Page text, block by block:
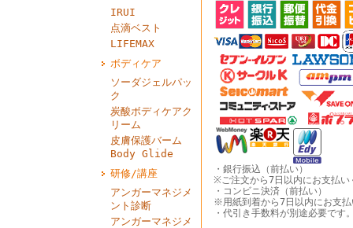
IRUI
点滴ベスト
LIFEMAX
ボディケア
ソーダジェルパッ
ク
炭酸ボディケアク
リーム
皮膚保護バーム
Body Glide
研修/講座
アンガーマネジメ
ント診断
アンガーマネジメ
・銀行振込（前払い）
※ご注文から7日以内にお支払い
・コンビニ決済（前払い）
※用紙到着から7日以内にお支
・代引き手数料が別途必要です